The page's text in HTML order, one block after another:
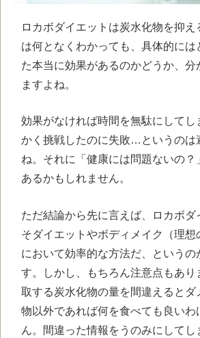
ロカボダイエットは炭水化物を抑
は何となくわかっても、具体的には
た本当に効果があるのかどうか、分
ますよね。
効果がなければ時間を無駄にしてし
かく挑戦したのに失敗…というのは
ね。それに「健康には問題ないの？
あるかもしれません。
ただ結論から先に言えば、ロカボダ
そダイエットやボディメイク（理想
において効率的な方法だ、というの
す。しかし、もちろん注意点もあり
取する炭水化物の量を間違えるとダ
物以外であれば何を食べても良いわ
ん。間違った情報をうのみにしてし